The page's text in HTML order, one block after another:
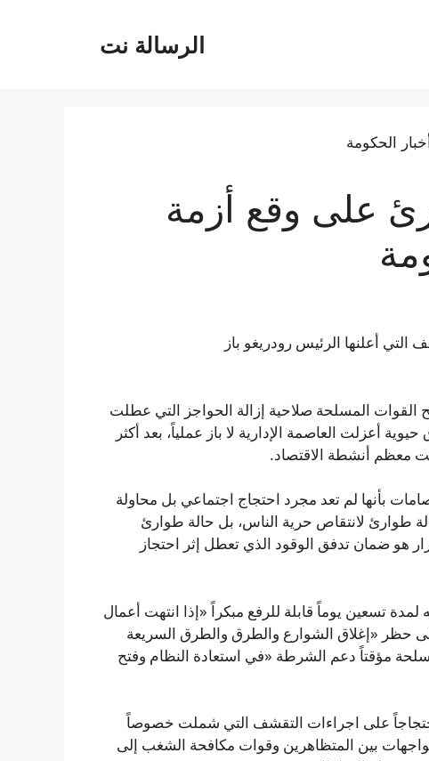
الرسالة نت
على وقع أزمة
أعلنها الرئيس رودريغو باز
القوات المسلحة صلاحية إزالة الحواجز التي عطلت
أعزلت العاصمة الإدارية لا باز عملياً، بعد أكثر
معظم أنشطة الاقتصاد.
بأنها لم تعد مجرد احتجاج اجتماعي بل محاولة
طوارئ لانتقاص حرية الناس، بل حالة طوارئ
هو ضمان تدفق الوقود الذي تعطل إثر احتجاز
تسعين يوماً قابلة للرفع مبكراً «إذا انتهت أعمال
حظر «إغلاق الشوارع والطرق والطرق السريعة
مؤقتاً دعم الشرطة «في استعادة النظام وفتح
على اجراءات التقشف التي شملت خصوصاً
بين المتظاهرين وقوات مكافحة الشغب إلى